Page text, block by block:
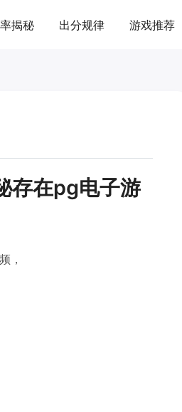
揭秘 出分规律 游戏推荐
存在pg电子游
，